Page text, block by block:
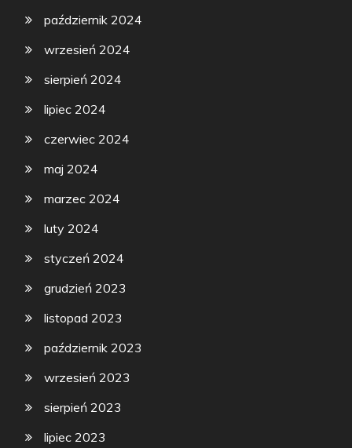
październik 2024
wrzesień 2024
sierpień 2024
lipiec 2024
czerwiec 2024
maj 2024
marzec 2024
luty 2024
styczeń 2024
grudzień 2023
listopad 2023
październik 2023
wrzesień 2023
sierpień 2023
lipiec 2023